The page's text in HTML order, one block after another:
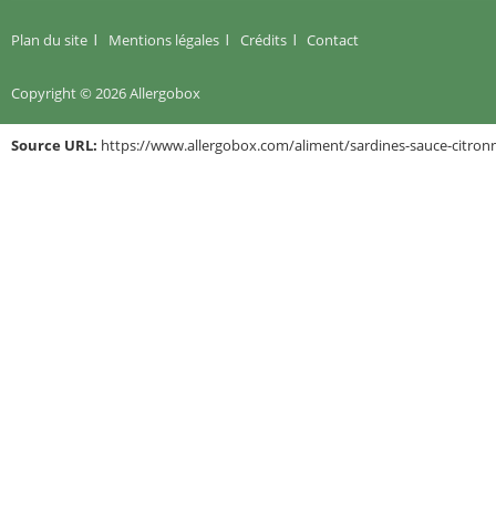
Plan du site Mentions légales Crédits Contact
Copyright © 2026 Allergobox
Source URL: https://www.allergobox.com/aliment/sardines-sauce-